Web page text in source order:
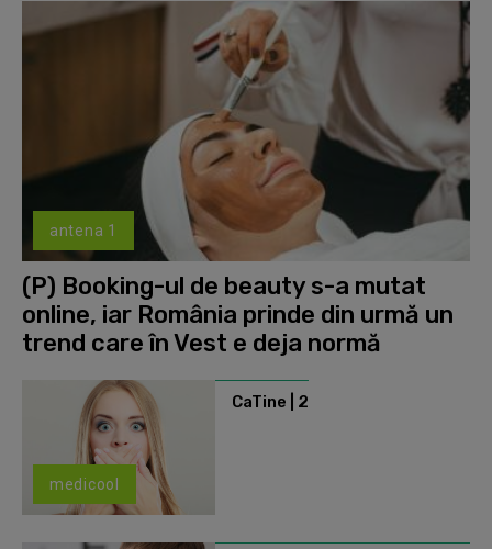
antena 1
(P) Booking-ul de beauty s-a mutat
online, iar România prinde din urmă un
trend care în Vest e deja normă
medicool
CaTine | 2